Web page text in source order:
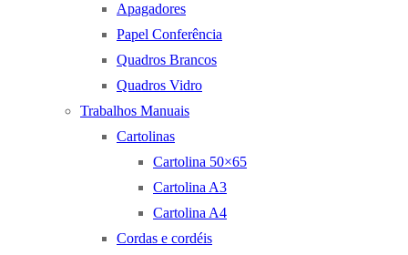
Apagadores
Papel Conferência
Quadros Brancos
Quadros Vidro
Trabalhos Manuais
Cartolinas
Cartolina 50×65
Cartolina A3
Cartolina A4
Cordas e cordéis